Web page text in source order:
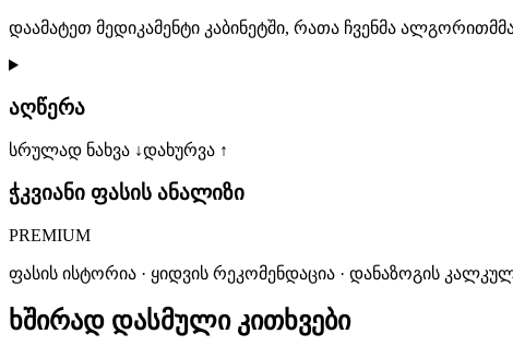
დაამატეთ მედიკამენტი კაბინეტში, რათა ჩვენმა
აღწერა
სრულად ნახვა ↓დახურვა ↑
ჭკვიანი ფასის ანალიზი
PREMIUM
ფასის ისტორია · ყიდვის რეკომენდაცია · დანაზოგის
ხშირად დასმული კითხვები